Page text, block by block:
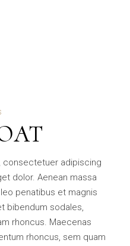
consectetuer adipiscing
dolor. Aenean massa
penatibus et magnis
bibendum sodales,
rhoncus. Maecenas
rhoncus, sem quam